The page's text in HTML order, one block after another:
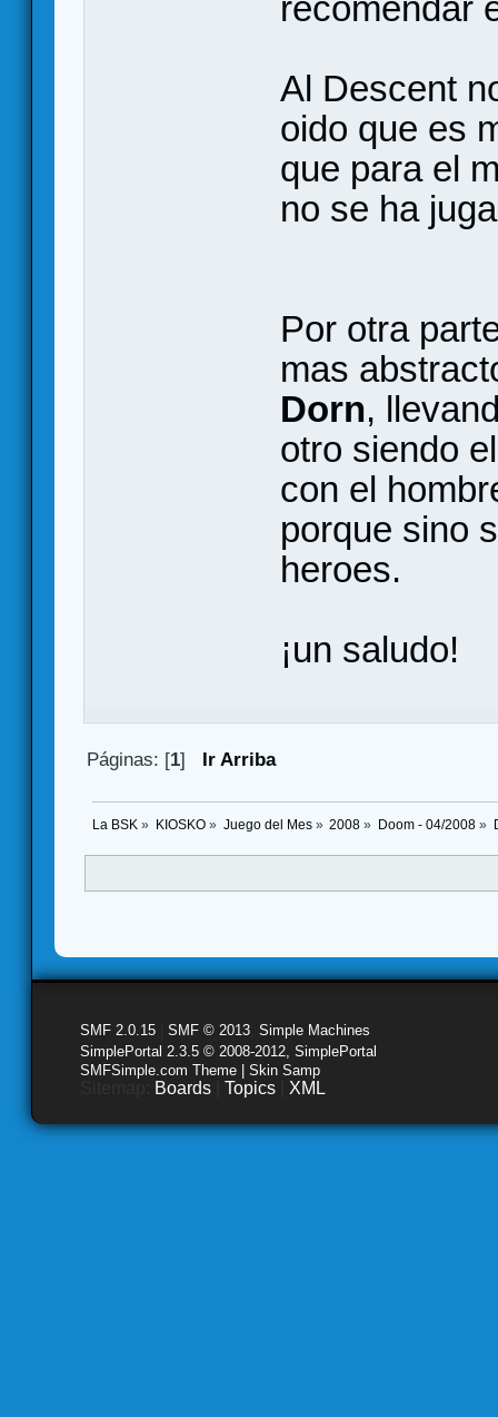
recomendar
Al Descent
oido que es
que para el
no se ha
Por otra
mas
Dorn,
otro siendo
con el
porque sino
heroes.
¡un saludo!
Páginas: [1] Ir Arriba
La BSK » KIOSKO» Juego del Mes» 2008 » Doom - 04/2008 »
SMF 2.0.15 SMF © 2013 Simple Machines
SimplePortal 2.3.5 © 2008-2012, SimplePortal
SMFSimple.com Theme | Skin Samp
Boards Topics XML